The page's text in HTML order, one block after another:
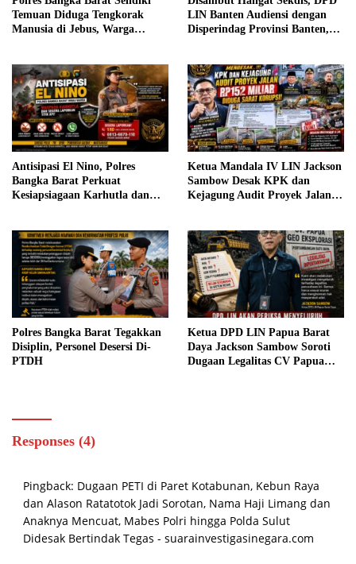
Temuan Diduga Tengkorak
Manusia di Jebus, Warga
LIN Banten Audiensi dengan
Disperindag Provinsi Banten,
Antisipasi El Nino, Polres
Bangka Barat Perkuat
Kesiapsiagaan Karhutla dan
Ketua Mandala IV LIN Jackson
Sambow Desak KPK dan
Kejagung Audit Proyek Jalan
Terkait Jika Terbukti Bersalah.
Polres Bangka Barat Tegakkan
Disiplin, Personel Desersi Di-
PTDH
Ketua DPD LIN Papua Barat
Daya Jackson Sambow Soroti
Dugaan Legalitas CV Papua
Responses (4)
Pingback: Dugaan PETI di Paret Kotabunan, Kebun Raya
dan Alason Ratatotok Jadi Sorotan, Nama Haji Limang dan
Anaknya Mencuat, Mabes Polri hingga Polda Sulut
Didesak Bertindak Tegas - suarainvestigasinegara.com